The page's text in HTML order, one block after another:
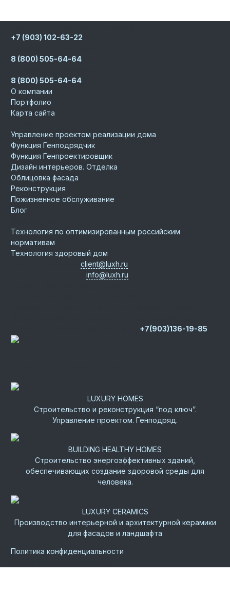
+7 (903) 102-63-22
8 (800) 505-64-64
8 (800) 505-64-64
О компании
Портфолио
Карта сайта
Управление проектом реализации дома
Функция Генподрядчик
Функция Генпроектировщик
Дизайн интерьеров. Отделка
Облицовка фасада
Реконструкция
Пожизненное обслуживание
Блог
Технология по оптимизированным российским
нормативам
Технология здоровый дом
client@luxh.ru
info@luxh.ru
+7(903)136-19-85
LUXURY HOMES
Строительство и реконструкция “под ключ”.
Управление проектом. Генподряд.
BUILDING HEALTHY HOMES
Строительство энергоэффективных зданий,
обеспечивающих создание здоровой среды для
человека.
LUXURY CERAMICS
Производство интерьерной и архитектурной керамики
для фасадов и ландшафта
Политика конфиденциальности